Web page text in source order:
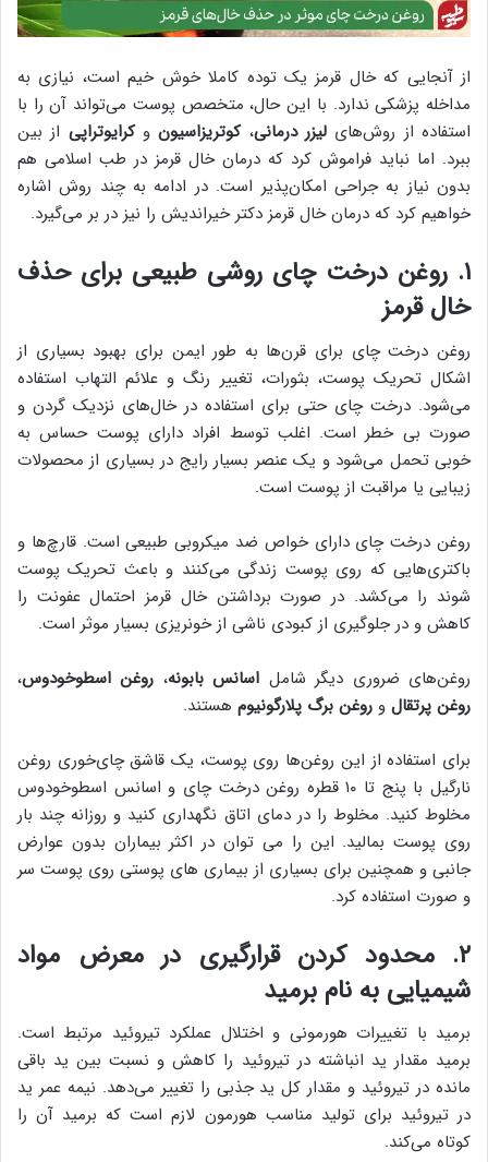
از آنجایی که خال قرمز یک توده کاملا خوش خیم است، نیازی به
مداخله پزشکی ندارد. با این حال، متخصص پوست می‌تواند آن را با
استفاده از روش‌های لیزر درمانی،کوتریزاسیونوکرایوتراپی از بین
ببرد. اما نباید فراموش کرد که درمان خال قرمز در طب اسلامی هم
بدون نیاز به جراحی امکان‌پذیر است. در ادامه به چند روش اشاره
خواهیم کرد که درمان خال قرمز دکتر خیراندیش را نیز در بر می‌گیرد.
۱. روغن درخت چای روشی طبیعی برای حذف
خال قرمز
روغن درخت چای برای قرن‌ها به طور ایمن برای بهبود بسیاری از
اشکال تحریک پوست، بثورات، تغییر رنگ و علائم التهاب استفاده
می‌شود. درخت چای حتی برای استفاده در خال‌های نزدیک گردن و
صورت بی خطر است. اغلب توسط افراد دارای پوست حساس به
خوبی تحمل می‌شود و یک عنصر بسیار رایج در بسیاری از محصولات
زیبایی یا مراقبت از پوست است.
روغن درخت چای دارای خواص ضد میکروبی طبیعی است. قارچ‌ها و
باکتری‌هایی که روی پوست زندگی می‌کنند و باعث تحریک پوست
شوند را می‌کشد. در صورت برداشتن خال قرمز احتمال عفونت را
کاهش و در جلوگیری از کبودی ناشی از خونریزی بسیار موثر است.
روغن‌های ضروری دیگر شامل اسانس بابونه، روغن اسطوخودوس،
روغن پرتقال و روغن برگ پلارگونیوم هستند.
برای استفاده از این روغن‌ها روی پوست، یک قاشق چای‌خوری روغن
نارگیل با پنج تا ۱۰ قطره روغن درخت چای و اسانس اسطوخودوس
مخلوط کنید. مخلوط را در دمای اتاق نگهداری کنید و روزانه چند بار
روی پوست بمالید. این را می توان در اکثر بیماران بدون عوارض
جانبی و همچنین برای بسیاری از بیماری های پوستی روی پوست سر
و صورت استفاده کرد.
۲. محدود کردن قرارگیری در معرض مواد
شیمیایی به نام برمید
برمید با تغییرات هورمونی و اختلال عملکرد تیروئید مرتبط است.
برمید مقدار ید انباشته در تیروئید را کاهش و نسبت بین ید باقی
مانده در تیروئید و مقدار کل ید جذبی را تغییر می‌دهد. نیمه عمر ید
در تیروئید برای تولید مناسب هورمون لازم است که برمید آن را
کوتاه می‌کند.